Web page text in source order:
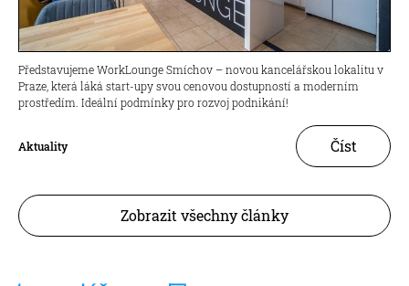
Představujeme WorkLounge Smíchov – novou kancelářskou lokalitu v
Praze, která láká start-upy svou cenovou dostupností a moderním
prostředím. Ideální podmínky pro rozvoj podnikání!
Aktuality Číst
Zobrazit všechny články